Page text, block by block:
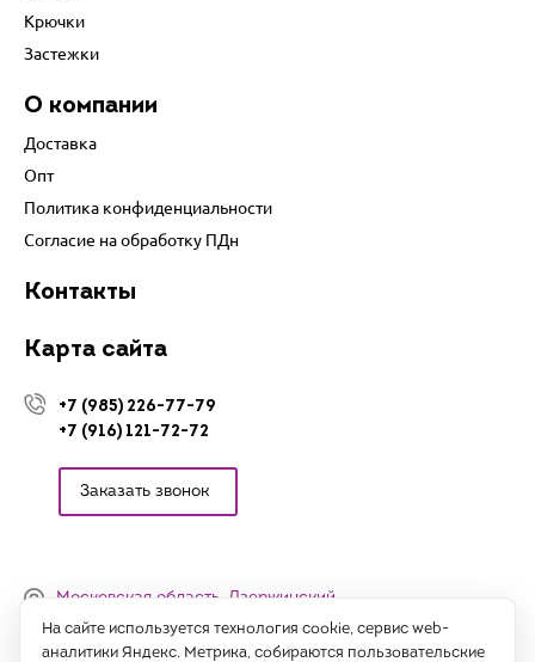
Крючки
Застежки
О компании
Доставка
Опт
Политика конфиденциальности
Согласие на обработку ПДн
Контакты
Карта сайта
+7 (985) 226-77-79
+7 (916) 121-72-72
Заказать звонок
Московская область, Дзержинский,
Денисьевский проезд, 15 (офис)
На сайте используется технология cookie, сервис web-
аналитики Яндекс. Метрика, собираются пользовательские